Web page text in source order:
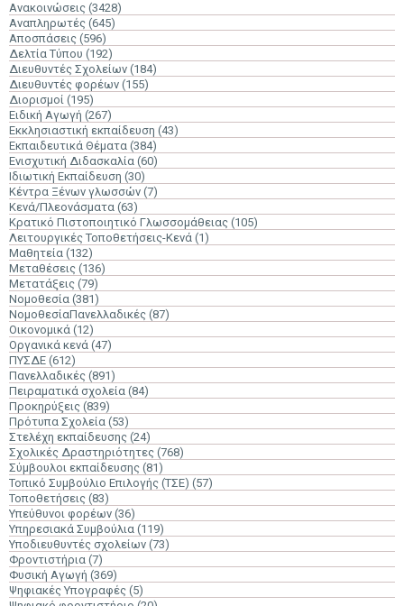
Ανακοινώσεις (3428)
Αναπληρωτές (645)
Αποσπάσεις (596)
Δελτία Τύπου (192)
Διευθυντές Σχολείων (184)
Διευθυντές φορέων (155)
Διορισμοί (195)
Ειδική Αγωγή (267)
Εκκλησιαστική εκπαίδευση (43)
Εκπαιδευτικά Θέματα (384)
Ενισχυτική Διδασκαλία (60)
Ιδιωτική Εκπαίδευση (30)
Κέντρα Ξένων γλωσσών (7)
Κενά/Πλεονάσματα (63)
Κρατικό Πιστοποιητικό Γλωσσομάθειας (105)
Λειτουργικές Τοποθετήσεις-Κενά (1)
Μαθητεία (132)
Μεταθέσεις (136)
Μετατάξεις (79)
Νομοθεσία (381)
ΝομοθεσίαΠανελλαδικές (87)
Οικονομικά (12)
Οργανικά κενά (47)
ΠΥΣΔΕ (612)
Πανελλαδικές (891)
Πειραματικά σχολεία (84)
Προκηρύξεις (839)
Πρότυπα Σχολεία (53)
Στελέχη εκπαίδευσης (24)
Σχολικές Δραστηριότητες (768)
Σύμβουλοι εκπαίδευσης (81)
Τοπικό Συμβούλιο Επιλογής (ΤΣΕ) (57)
Τοποθετήσεις (83)
Υπεύθυνοι φορέων (36)
Υπηρεσιακά Συμβούλια (119)
Υποδιευθυντές σχολείων (73)
Φροντιστήρια (7)
Φυσική Αγωγή (369)
Ψηφιακές Υπογραφές (5)